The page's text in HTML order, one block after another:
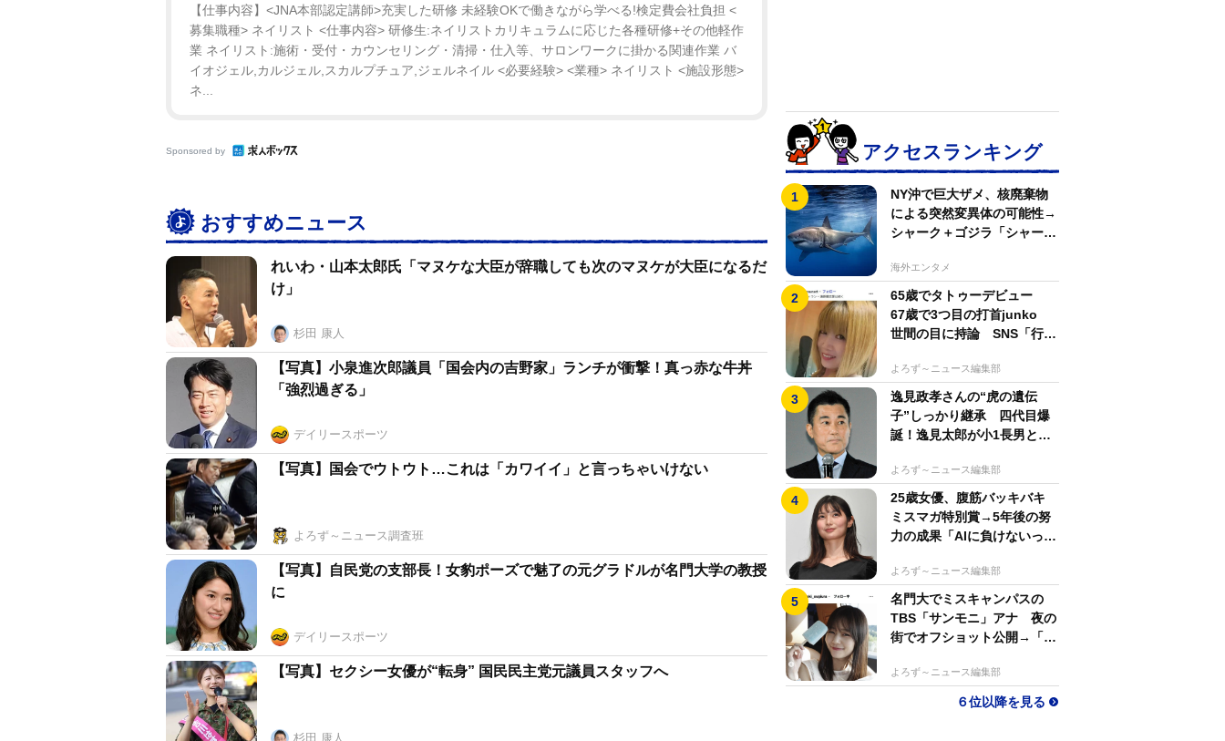
【仕事内容】<JNA本部認定講師>充実した研修 未経験OKで働きながら学べる!検定費会社負担 <
募集職種> ネイリスト <仕事内容> 研修生:ネイリストカリキュラムに応じた各種研修+その他軽作
業 ネイリスト:施術・受付・カウンセリング・清掃・仕入等、サロンワークに掛かる関連作業 バ
イオジェル,カルジェル,スカルプチュア,ジェルネイル <必要経験> <業種> ネイリスト <施設形態>
ネ...
Sponsored by
おすすめニュース
れいわ・山本太郎氏「マヌケな大臣が辞職しても次のマヌケが大臣になるだ
け」
杉田 康人
【写真】小泉進次郎議員「国会内の吉野家」ランチが衝撃！真っ赤な牛丼
「強烈過ぎる」
デイリースポーツ
【写真】国会でウトウト…これは「カワイイ」と言っちゃいけない
よろず～ニュース調査班
【写真】自民党の支部長！女豹ポーズで魅了の元グラドルが名門大学の教授
に
デイリースポーツ
【写真】セクシー女優が“転身” 国民民主党元議員スタッフへ
杉田 康人
アクセスランキング
NY沖で巨大ザメ、核廃棄物
による突然変異体の可能性→
シャーク＋ゴジラ「シャーク
海外エンタメ
65歳でタトゥーデビュー
67歳で3つ目の打首junko
世間の目に持論 SNS「行動
よろず～ニュース編集部
逸見政孝さんの“虎の遺伝
子”しっかり継承 四代目爆
誕！逸見太郎が小1長男とと
よろず～ニュース編集部
25歳女優、腹筋バッキバキ
ミスマガ特別賞→5年後の努
力の成果「AIに負けないっ」
よろず～ニュース編集部
名門大でミスキャンパスの
TBS「サンモニ」アナ 夜の
街でオフショット公開→「ノ
よろず～ニュース編集部
６位以降を見る